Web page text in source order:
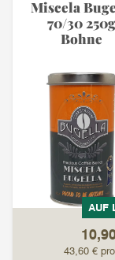
Miscela
70/30 250g
Bohne
AUF
43,60 €